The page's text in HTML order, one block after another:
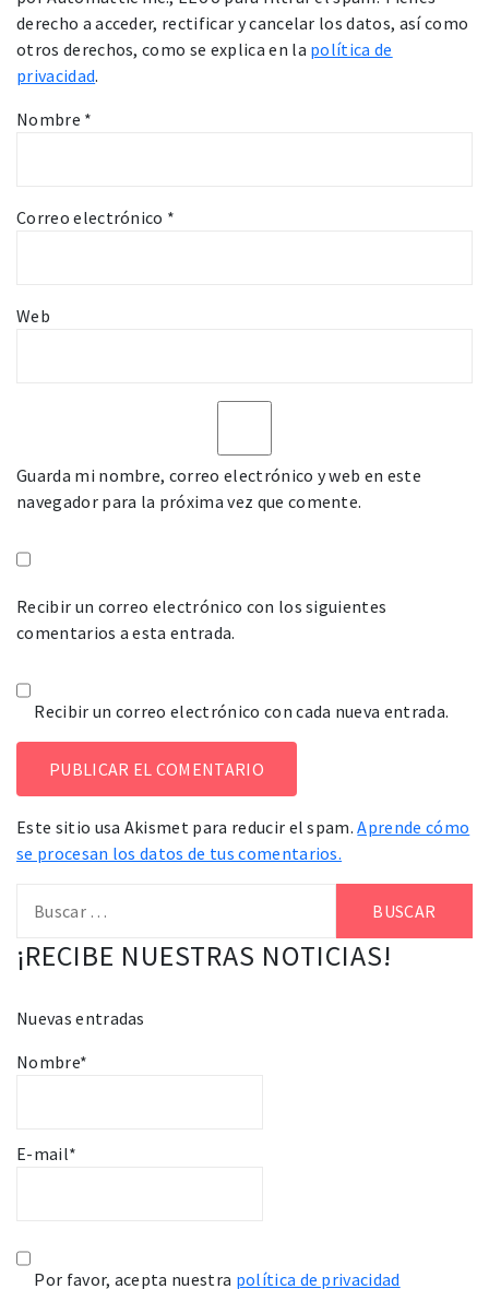
derecho a acceder, rectificar y cancelar los datos, así como
otros derechos, como se explica en la política de
privacidad.
Nombre *
Correo electrónico *
Web
Guarda mi nombre, correo electrónico y web en este
navegador para la próxima vez que comente.
Recibir un correo electrónico con los siguientes
comentarios a esta entrada.
Recibir un correo electrónico con cada nueva entrada.
Este sitio usa Akismet para reducir el spam.Aprende cómo
se procesan los datos de tus comentarios.
¡RECIBE NUESTRAS NOTICIAS!
Nuevas entradas
Nombre*
E-mail*
Por favor, acepta nuestra política de privacidad